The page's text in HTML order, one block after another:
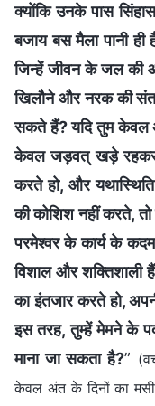
क्योंकि उनके पास
बजाय बस मैला पानी
जिन्हें जीवन के जल की
खिलौने और नरक की
सकते हैं? यदि तुम केवल
केवल जड़वत् खड़े रहकर
करते हो, और
की कोशिश नहीं करते, तो
परमेश्वर के कार्य के
विशाल और शक्तिशाली
का इंतजार करते हो,
इस तरह, तुम्हें मेमने के
माना जा सकता है?”
केवल अंत के दिनों का